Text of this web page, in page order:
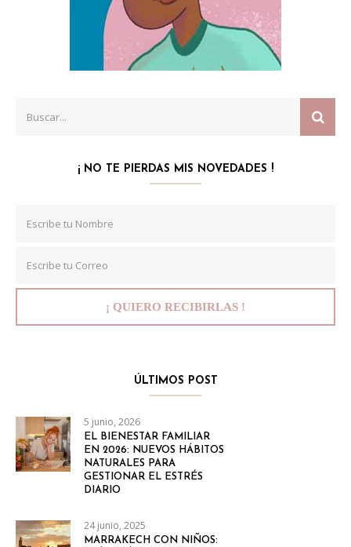
for:
¡ NO TE PIERDAS MIS NOVEDADES !
ÚLTIMOS POST
5 junio, 2026
EL BIENESTAR FAMILIAR
EN 2026: NUEVOS HÁBITOS
NATURALES PARA
GESTIONAR EL ESTRÉS
DIARIO
24 junio, 2025
MARRAKECH CON NIÑOS: